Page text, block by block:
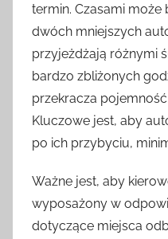
termin. Czasami
dwóch mniejszych
przyjeżdżają różnymi
bardzo zbliżonych
przekracza
Kluczowe jest, aby
po ich przybyciu,
Ważne jest, aby
wyposażony w
dotyczące miejsca